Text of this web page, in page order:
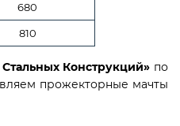
680
810
Конструкций» по
прожекторные мачты